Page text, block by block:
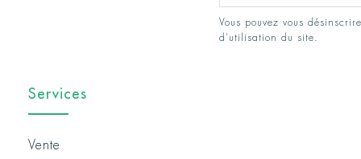
Vous pouvez vous
d'utilisation du site.
Services
Vente